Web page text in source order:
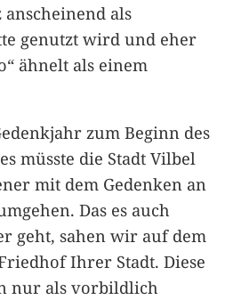
anscheinend als
genutzt wird und eher
ähnelt als einem
zum Beginn des
müsste die Stadt Vilbel
mit dem Gedenken an
Das es auch
geht, sahen wir auf dem
Ihrer Stadt. Diese
nur als vorbildlich